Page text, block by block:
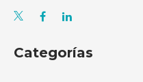
Categorías